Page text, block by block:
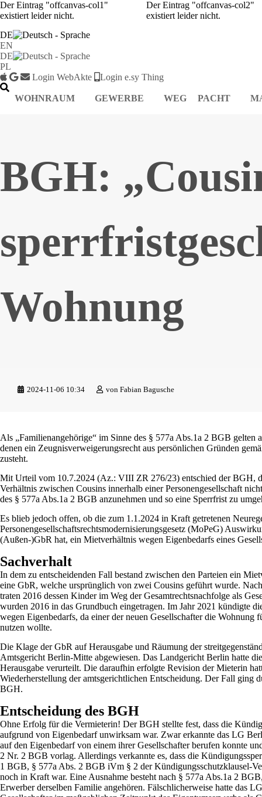
Der Eintrag "offcanvas-col1"
existiert leider nicht.
Der Eintrag "offcanvas-col2"
existiert leider nicht.
DE
EN
DE
PL
Login WebAkte
Login e.sy Thing
WOHNRAUM GEWERBE WEG PACHT
BGH:
Wohnung
2024-11-06 10:34 vonFabian Bagusche
Als „Familienangehörige“ im Sinne des § 577a Abs.1a 2 BGB gelten
denen ein Zeugnisverweigerungsrecht aus persönlichen Gründen
zusteht.
Mit Urteil vom 10.7.2024 (Az.: VIII ZR 276/23) entschied der BGH,
Verhältnis zwischen Cousins innerhalb einer Personengesellschaft
des § 577a Abs.1a 2 BGB anzunehmen und so eine Sperrfrist zu
Es blieb jedoch offen, ob die zum 1.1.2024 in Kraft getretenen
Personengesellschaftsrechtsmodernisierungsgesetz (MoPeG)
(Außen-)GbR hat, ein Mietverhältnis wegen Eigenbedarfs eines
Sachverhalt
In dem zu entscheidenden Fall bestand zwischen den Parteien ein
eine GbR, welche ursprünglich von zwei Cousins geführt wurde.
traten 2016 dessen Kinder im Weg der Gesamtrechtsnachfolge als
wurden 2016 in das Grundbuch eingetragen. Im Jahr 2021 kündigte
wegen Eigenbedarfs, da einer der neuen Gesellschafter die Wohnung
nutzen wollte.
Die Klage der GbR auf Herausgabe und Räumung der
Amtsgericht Berlin-Mitte abgewiesen. Das Landgericht Berlin hatte
Herausgabe verurteilt. Die daraufhin erfolgte Revision der Mieterin
Wiederherstellung der amtsgerichtlichen Entscheidung. Der Fall ging
BGH.
Entscheidung des BGH
Ohne Erfolg für die Vermieterin! Der BGH stellte fest, dass die
aufgrund von Eigenbedarf unwirksam war. Zwar erkannte das LG
auf den Eigenbedarf von einem ihrer Gesellschafter berufen konnte
2 Nr. 2 BGB vorlag. Allerdings verkannte es, dass die
1 BGB, § 577a Abs. 2 BGB iVm § 2 der Kündigungsschutzklausel-
noch in Kraft war. Eine Ausnahme besteht nach § 577a Abs.1a 2
Erwerber derselben Familie angehören. Fälschlicherweise hatte das